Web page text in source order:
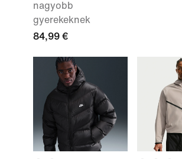
nagyobb
gyerekeknek
84,99 €